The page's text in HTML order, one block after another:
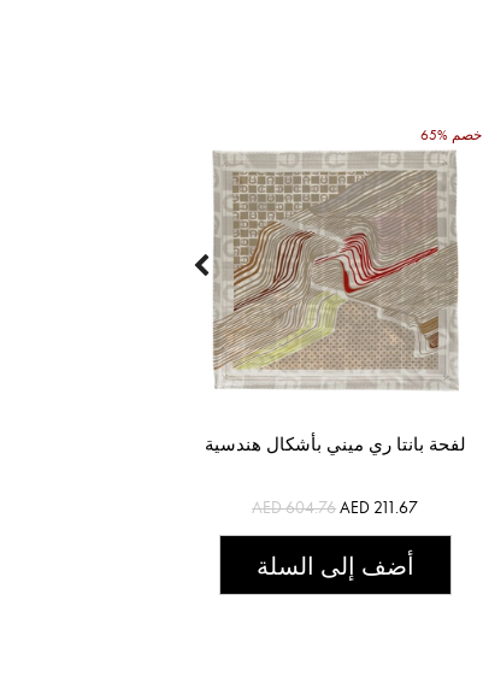
65% خصم
لفحة بانتا ري ميني بأشكال هندسية
AED 604.76AED 211.67
أضف إلى السلة